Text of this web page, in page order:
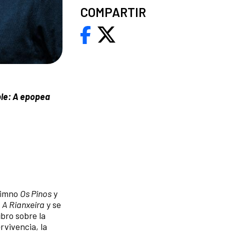
A epopea
Os Pinosy
A Rianxeira y se
sobre la
la
COMPARTIR